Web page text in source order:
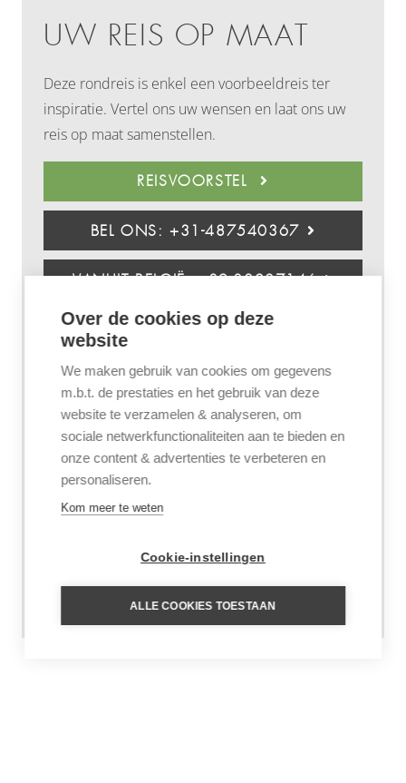
UW REIS OP MAAT
Deze rondreis is enkel een voorbeeldreis ter
inspiratie. Vertel ons uw wensen en laat ons uw
reis op maat samenstellen.
REISVOORSTEL
BEL ONS: +31-487540367
VANUIT BELGIË: +32-38087146
DAGELIJKS OVERZICHT
1 Aankomst in Windhoek
2-3 Namib woestijn/Sossusvlei
4 Swakopmund
5 Excursie Walvis Bay
Over de cookies op deze
website
We maken gebruik van cookies om gegevens
m.b.t. de prestaties en het gebruik van deze
website te verzamelen & analyseren, om
sociale netwerkfunctionaliteiten aan te bieden en
onze content & advertenties te verbeteren en
personaliseren.
Kom meer te weten
Cookie-instellingen
ALLE COOKIES TOESTAAN